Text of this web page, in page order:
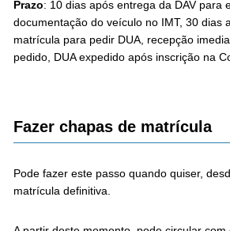
Prazo: 10 dias após entrega da DAV para
documentação do veículo no IMT, 30 dias
matrícula para pedir DUA, recepção
pedido, DUA expedido após inscrição na
Fazer chapas de matrícula
Pode fazer este passo quando quiser,
matrícula definitiva.